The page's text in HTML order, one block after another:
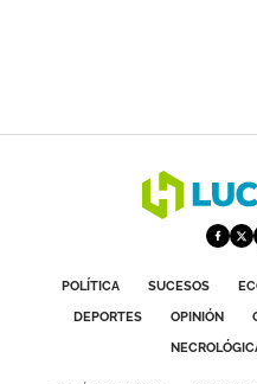
POLÍTICA SUCESOS
DEPORTES
OPINIÓN